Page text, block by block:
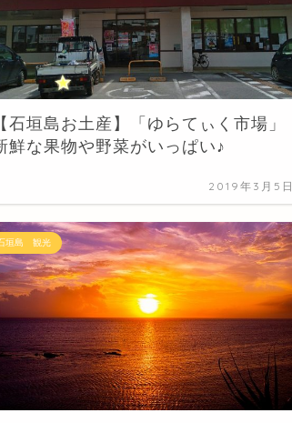
【石垣島お土産】「ゆらてぃく市場」
鮮な果物や野菜がいっぱい♪
2019年3月5日
垣島 観光